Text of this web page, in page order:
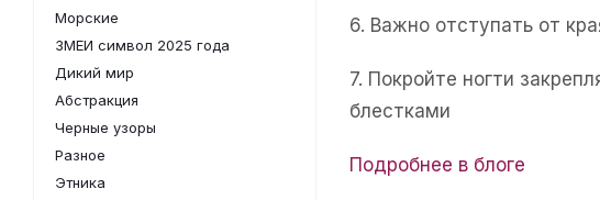
6. Важно отступать от
7. Покройте ногти
блестками
Подробнее в блоге
Морские
ЗМЕИ символ 2025 года
Дикий мир
Абстракция
Черные узоры
Разное
Этника